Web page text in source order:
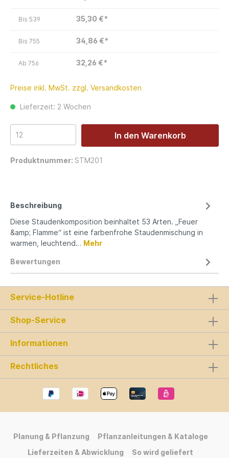
Bis 539 35,30 €*
Bis 755 34,86 €*
Ab 756 32,26 €*
Preise inkl. MwSt. zzgl. Versandkosten
Lieferzeit: 2 Wochen
In den Warenkorb
Produktnummer: STM201
Beschreibung
Diese Staudenkomposition beinhaltet 53 Arten. „Feuer
&amp; Flamme“ ist eine farbenfrohe Staudenmischung in
warmen, leuchtend… Mehr
Bewertungen
Service-Hotline
Shop-Service
Informationen
Rechtliches
Planung & Pflanzung
Pflanzanleitungen & Kataloge
Lieferzeiten & Abwicklung
So wird geliefert